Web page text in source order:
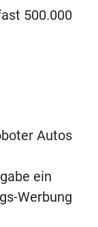
500.000
Autos
ein
Werbung